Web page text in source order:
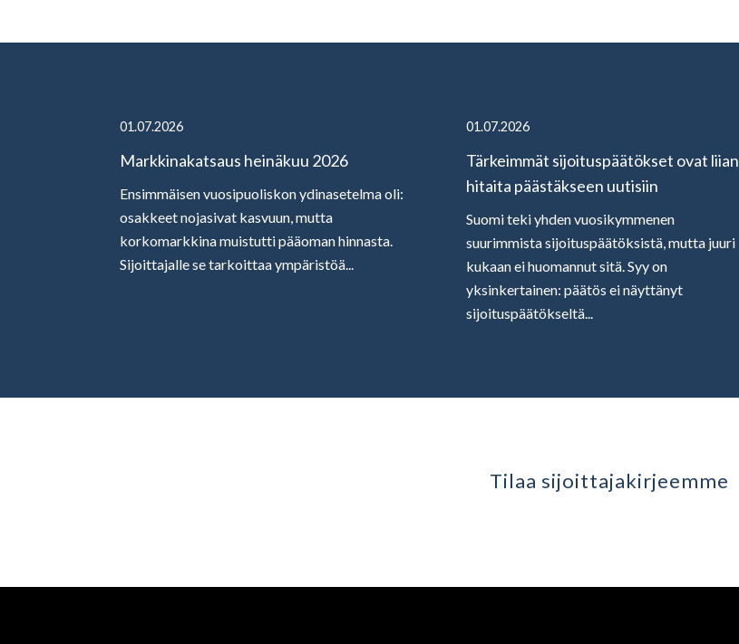
01.07.2026
Markkinakatsaus heinäkuu 2026
Ensimmäisen vuosipuoliskon ydinasetelma oli:
osakkeet nojasivat kasvuun, mutta
korkomarkkina muistutti pääoman hinnasta.
Sijoittajalle se tarkoittaa ympäristöä...
01.07.2026
Tärkeimmät sijoituspäätökset ovat liian
hitaita päästäkseen uutisiin
Suomi teki yhden vuosikymmenen
suurimmista sijoituspäätöksistä, mutta juuri
kukaan ei huomannut sitä. Syy on
yksinkertainen: päätös ei näyttänyt
sijoituspäätökseltä...
Tilaa sijoittaja­kirjeemme